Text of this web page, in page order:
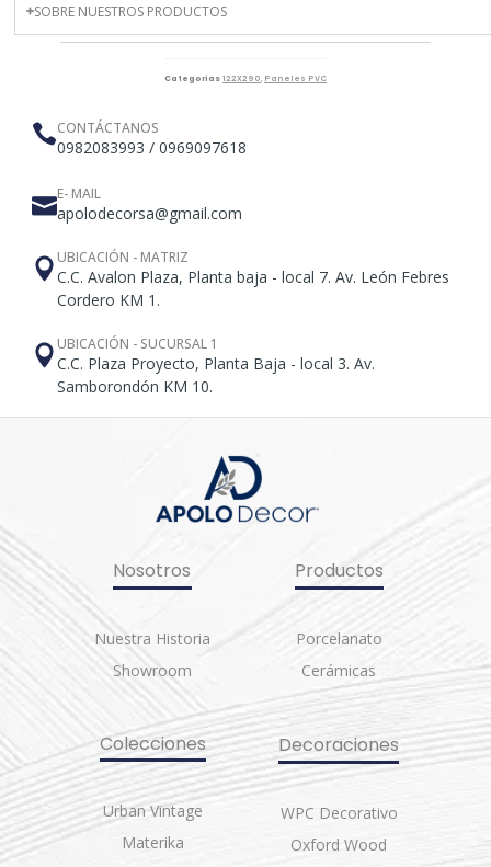
SOBRE NUESTROS PRODUCTOS
Categorías 122X290, Paneles PVC
CONTÁCTANOS
0982083993 / 0969097618
E- MAIL
apolodecorsa@gmail.com
UBICACIÓN - MATRIZ
C.C. Avalon Plaza, Planta baja - local 7. Av. León Febres
Cordero KM 1.
UBICACIÓN - SUCURSAL 1
C.C. Plaza Proyecto, Planta Baja - local 3. Av.
Samborondón KM 10.
Nosotros
Nuestra Historia
Showroom
Productos
Porcelanato
Cerámicas
Colecciones
Urban Vintage
Materika
Decoraciones
WPC Decorativo
Oxford Wood